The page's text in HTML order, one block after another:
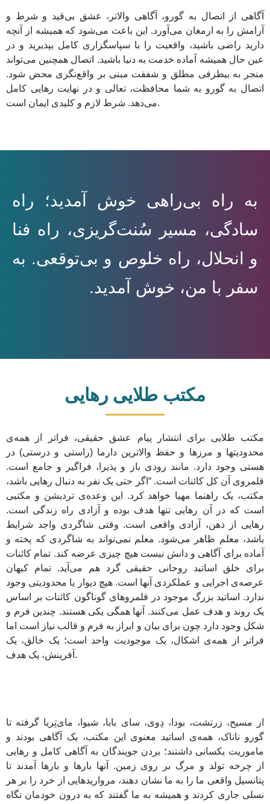
آگاهی از اتصال به گورو، آگاهی والاتر، عشق بی‌قید و شرط و
آرامش را به ارمغان می‌آورد. این باعث می‌شود که همیشه از آنچه
دارید راضی باشید، واقعیت را با سپاسگزاری کامل بپذیرید و در
عین حال همیشه آماده خدمت به دنیا باشید. اتصال همچنین می‌تواند
منجر به بیطرفی مطلق و شفقت مبنی بر واقع‌نگری محض شود.
اتصال به گورو به شما محافظت، تعالی و در نهایت رهایی کامل
می‌دهد. شرط لازم و کلیدی ایمان است.
به راه بی‌راهی خوش آمدید؛ راه
سادگی، مسیر سُنت‌گریزی، راه فنا
و انحلال، راه خلوص و بی‌توقعی. به
سفر با من، خوش آمدید.
مکتب طلایی رهایی
مکتب طلایی برای انتشار پیام عشق حقیقی، فراتر از همه‌ی
محدودیتها و مرزها و حفظ والاترین دارما (راستی و درستی) در
هستی وجود دارد. مانند رودی باز و پذیرا، فراگیر و جامع است.
قلمروی آن کل کائنات است. “اگر حتی یک نفر به دنبال رهایی باشد،
مکتب، یک راهنما مهیا خواهد کرد. این وعده‌ی تردیشن و مکتبی
است که در آن رهایی تنها هدف بوده و آزادی راه زندگی است.
رهایی از ذهن، آزادی واقعی است. وقتی شاگردی واجد شرایط
باشد، معلم ظاهر می‌شود. معلم نمی‌تواند به شاگردی که پخته و
آماده برای آگاهی و دانش نیست هیچ چیزی عرضه کند. تمام کائنات
برای خلق اساتید روحانی حقیقی گرد هم می‌آید. تمام کیهان
عرصه‌ی اجرایی و عملکردی آنها است. هیچ دیوار یا محدودیتی وجود
ندارد. اساتید بزرگ موجود در قلمروهای گوناگون کائنات بر اساس
یک روند و هدف عمل می‌کنند. آنها همگی یکی هستند. چندین فرم و
شکل وجود دارد چون برای بیان و ابراز به فرم و قالب نیاز است اما
فراتر از همه‌ی اشکال، یک موجودیت واحد است؛ یک خالق، یک
آفرینش، یک هدف.
از مسیح، زرتشت، بودا، دِوی، سای بابا، شیوا، مای‌تِریا گرفته تا
گورو ناناک، همه‌ی اساتید معنوی این مکتب، یک آگاهی بودند و
ماموریت یکسانی داشتند؛ بردن جویندگان به آگاهی کامل و رهایی
از چرخه تولد و مرگ بر روی زمین. آنها بارها و بارها آمدند تا
پتانسیل واقعی ما را به ما نشان دهند، مرواریدهایی از خرد را بر هر
نسلی جاری کردند و همیشه به ما گفتند که به درون خودمان نگاه